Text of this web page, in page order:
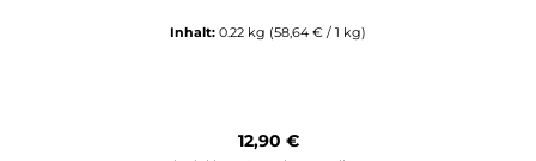
Inhalt: 0.22 kg (58,64 € / 1 kg)
Regulärer Preis:
12,90 €